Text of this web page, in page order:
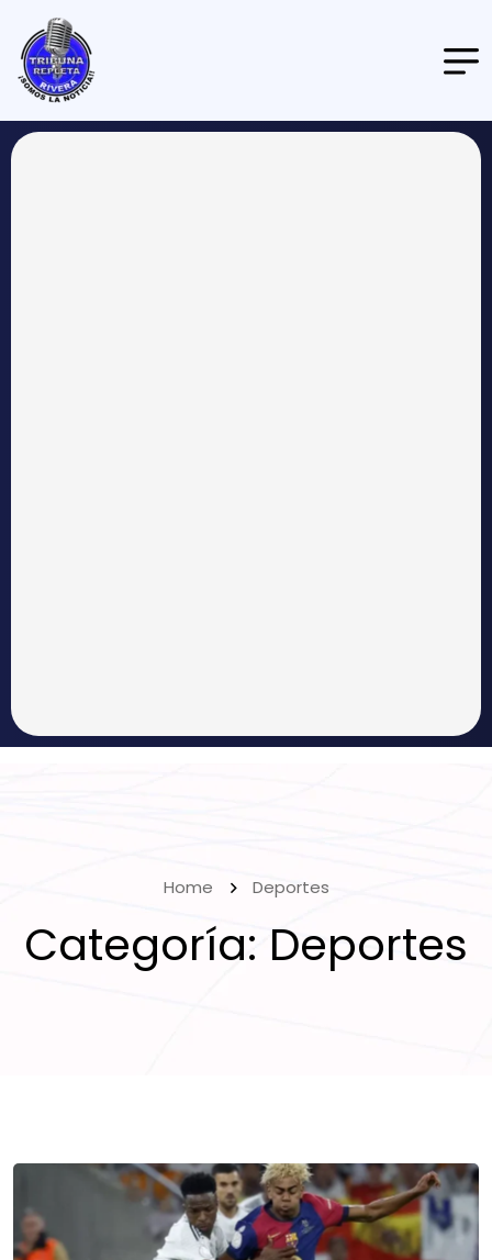
Home Deportes
Categoría: Deportes